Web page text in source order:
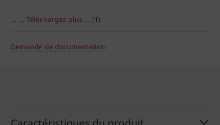
... ... Téléchargez plus ... (1)
Demande de documentation